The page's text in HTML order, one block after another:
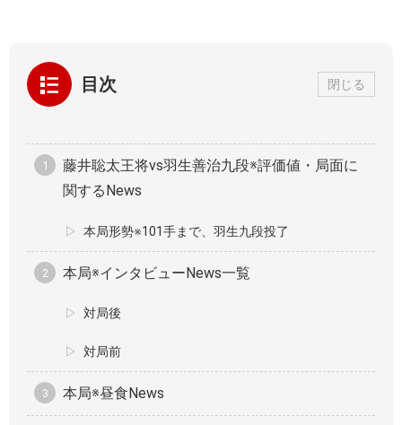
目次 閉じる
藤井聡太王将vs羽生善治九段※評価値・局面に
関するNews
本局形勢※101手まで、羽生九段投了
本局※インタビューNews一覧
対局後
対局前
本局※昼食News